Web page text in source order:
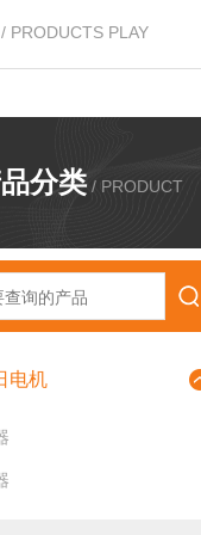
/ PRODUCTS PLAY
分类 / PRODUCT
电机